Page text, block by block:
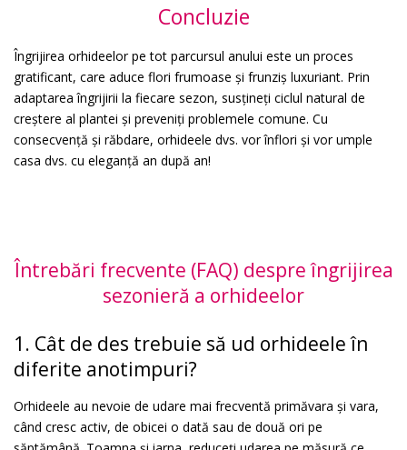
Concluzie
Îngrijirea orhideelor pe tot parcursul anului este un proces
gratificant, care aduce flori frumoase și frunziș luxuriant. Prin
adaptarea îngrijirii la fiecare sezon, susțineți ciclul natural de
creștere al plantei și preveniți problemele comune. Cu
consecvență și răbdare, orhideele dvs. vor înflori și vor umple
casa dvs. cu eleganță an după an!
Întrebări frecvente (FAQ) despre îngrijirea
sezonieră a orhideelor
1. Cât de des trebuie să ud orhideele în
diferite anotimpuri?
Orhideele au nevoie de udare mai frecventă primăvara și vara,
când cresc activ, de obicei o dată sau de două ori pe